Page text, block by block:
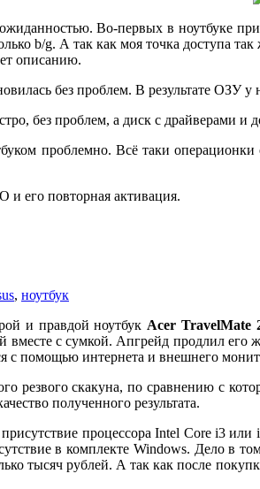
Во-первых в ноутбуке
b/g. А так как моя точка доступа
описанию.
без проблем. В результате ОЗУ у
без проблем, а диск с драйверами
проблемно. Всё таки
и его повторная активация.
, ноутбук
и правдой ноутбук Acer TravelMate
с сумкой. Апгрейд продлил его
с помощью интернета и внешнего
резвого скакуна, по сравнению с
полученного результата.
процессора Intel Core i3
в комплекте Windows. Дело в
тысяч рублей. А так как после